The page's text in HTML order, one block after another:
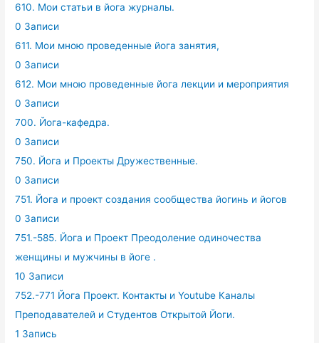
610. Мои статьи в йога журналы.
0 Записи
611. Мои мною проведенные йога занятия,
0 Записи
612. Мои мною проведенные йога лекции и мероприятия
0 Записи
700. Йога-кафедра.
0 Записи
750. Йога и Проекты Дружественные.
0 Записи
751. Йога и проект создания сообщества йогинь и йогов
0 Записи
751.-585. Йога и Проект Преодоление одиночества
женщины и мужчины в йоге .
10 Записи
752.-771 Йога Проект. Контакты и Youtube Каналы
Преподавателей и Студентов Открытой Йоги.
1 Запись